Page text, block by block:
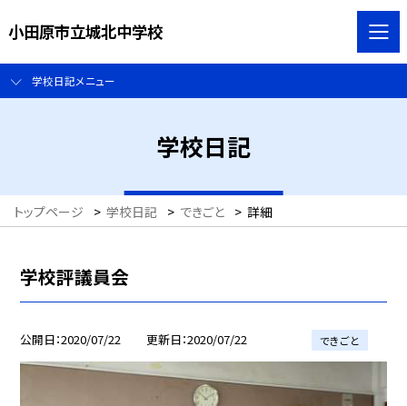
小田原市立城北中学校
学校日記メニュー
学校日記
トップページ > 学校日記 > できごと > 詳細
学校評議員会
公開日 2020/07/22 更新日 2020/07/22 できごと